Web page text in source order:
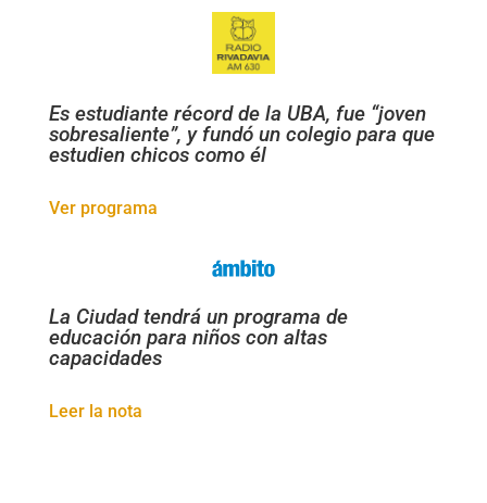
Es estudiante récord de la UBA, fue “joven
sobresaliente”, y fundó un colegio para que
estudien chicos como él
Ver programa
La Ciudad tendrá un programa de
educación para niños con altas
capacidades
Leer la nota